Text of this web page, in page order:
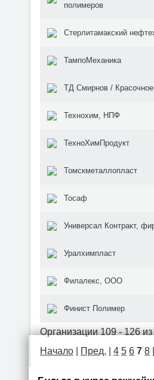
полимеров
Стерлитамакский
ТампоМеханика
ТД Смирнов /
Технохим, НПФ
ТехноХимПродукт
Томскметаллопласт
Тосаф
Универсал Контракт,
Уралхимпласт
Филалекс, ООО
Финист Полимер
Организации 109 - 126
Начало
Пред. 4 5 6 7 8